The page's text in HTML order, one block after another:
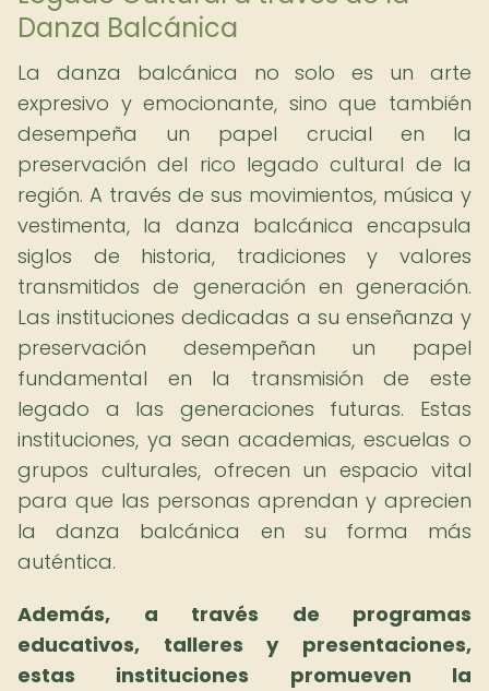
Danza Balcánica
La danza balcánica no solo es un arte
expresivo y emocionante, sino que también
desempeña un papel crucial en la
preservación del rico legado cultural de la
región. A través de sus movimientos, música y
vestimenta, la danza balcánica encapsula
siglos de historia, tradiciones y valores
transmitidos de generación en generación.
Las instituciones dedicadas a su enseñanza y
preservación desempeñan un papel
fundamental en la transmisión de este
legado a las generaciones futuras. Estas
instituciones, ya sean academias, escuelas o
grupos culturales, ofrecen un espacio vital
para que las personas aprendan y aprecien
la danza balcánica en su forma más
auténtica.
Además, a través de programas
educativos, talleres y presentaciones,
estas instituciones promueven la